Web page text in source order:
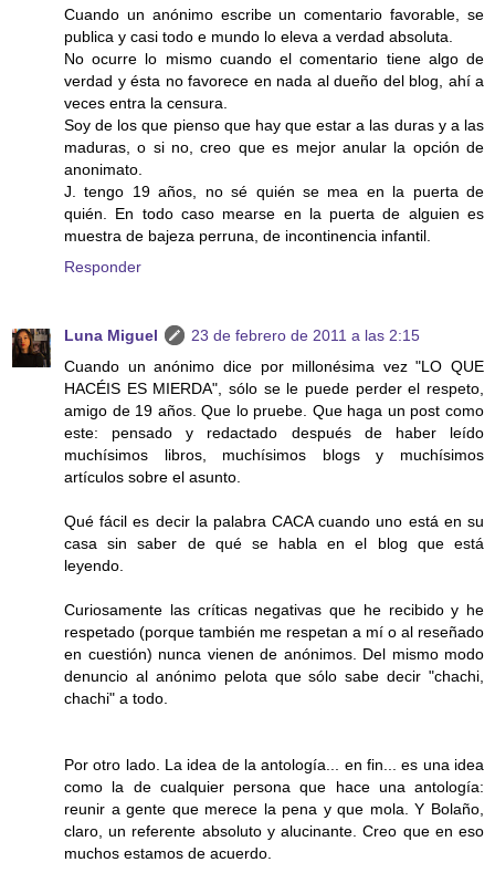
Cuando un anónimo escribe un comentario favorable, se
publica y casi todo e mundo lo eleva a verdad absoluta.
No ocurre lo mismo cuando el comentario tiene algo de
verdad y ésta no favorece en nada al dueño del blog, ahí a
veces entra la censura.
Soy de los que pienso que hay que estar a las duras y a las
maduras, o si no, creo que es mejor anular la opción de
anonimato.
J. tengo 19 años, no sé quién se mea en la puerta de
quién. En todo caso mearse en la puerta de alguien es
muestra de bajeza perruna, de incontinencia infantil.
Responder
Luna Miguel
23 de febrero de 2011 a las 2:15
Cuando un anónimo dice por millonésima vez "LO QUE
HACÉIS ES MIERDA", sólo se le puede perder el respeto,
amigo de 19 años. Que lo pruebe. Que haga un post como
este: pensado y redactado después de haber leído
muchísimos libros, muchísimos blogs y muchísimos
artículos sobre el asunto.
Qué fácil es decir la palabra CACA cuando uno está en su
casa sin saber de qué se habla en el blog que está
leyendo.
Curiosamente las críticas negativas que he recibido y he
respetado (porque también me respetan a mí o al reseñado
en cuestión) nunca vienen de anónimos. Del mismo modo
denuncio al anónimo pelota que sólo sabe decir "chachi,
chachi" a todo.
Por otro lado. La idea de la antología... en fin... es una idea
como la de cualquier persona que hace una antología:
reunir a gente que merece la pena y que mola. Y Bolaño,
claro, un referente absoluto y alucinante. Creo que en eso
muchos estamos de acuerdo.